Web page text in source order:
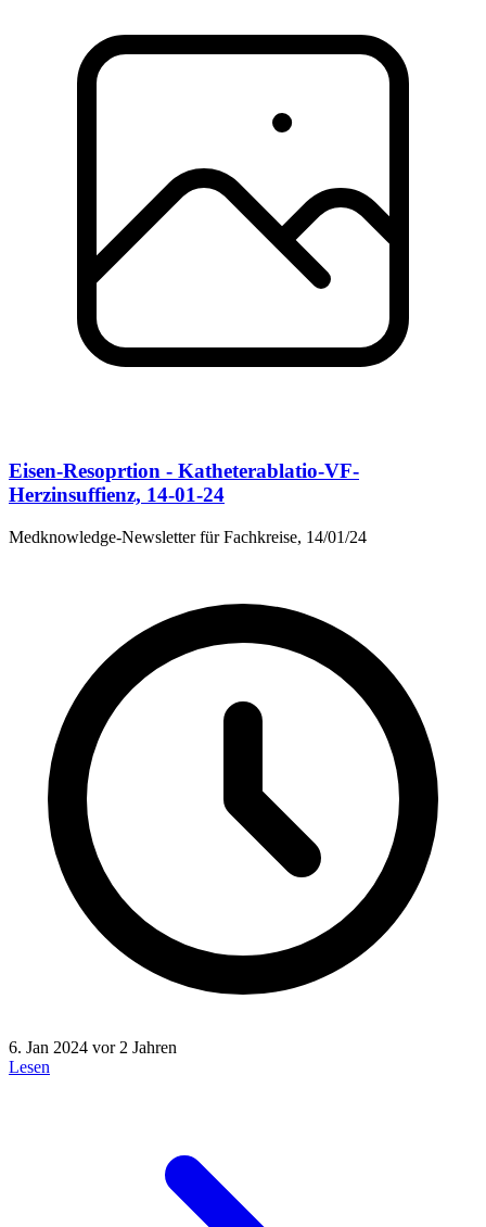
Eisen-Resoprtion - Katheterablatio-VF-
Herzinsuffienz, 14-01-24
Medknowledge-Newsletter für Fachkreise, 14/01/24
6. Jan 2024 vor 2 Jahren
Lesen